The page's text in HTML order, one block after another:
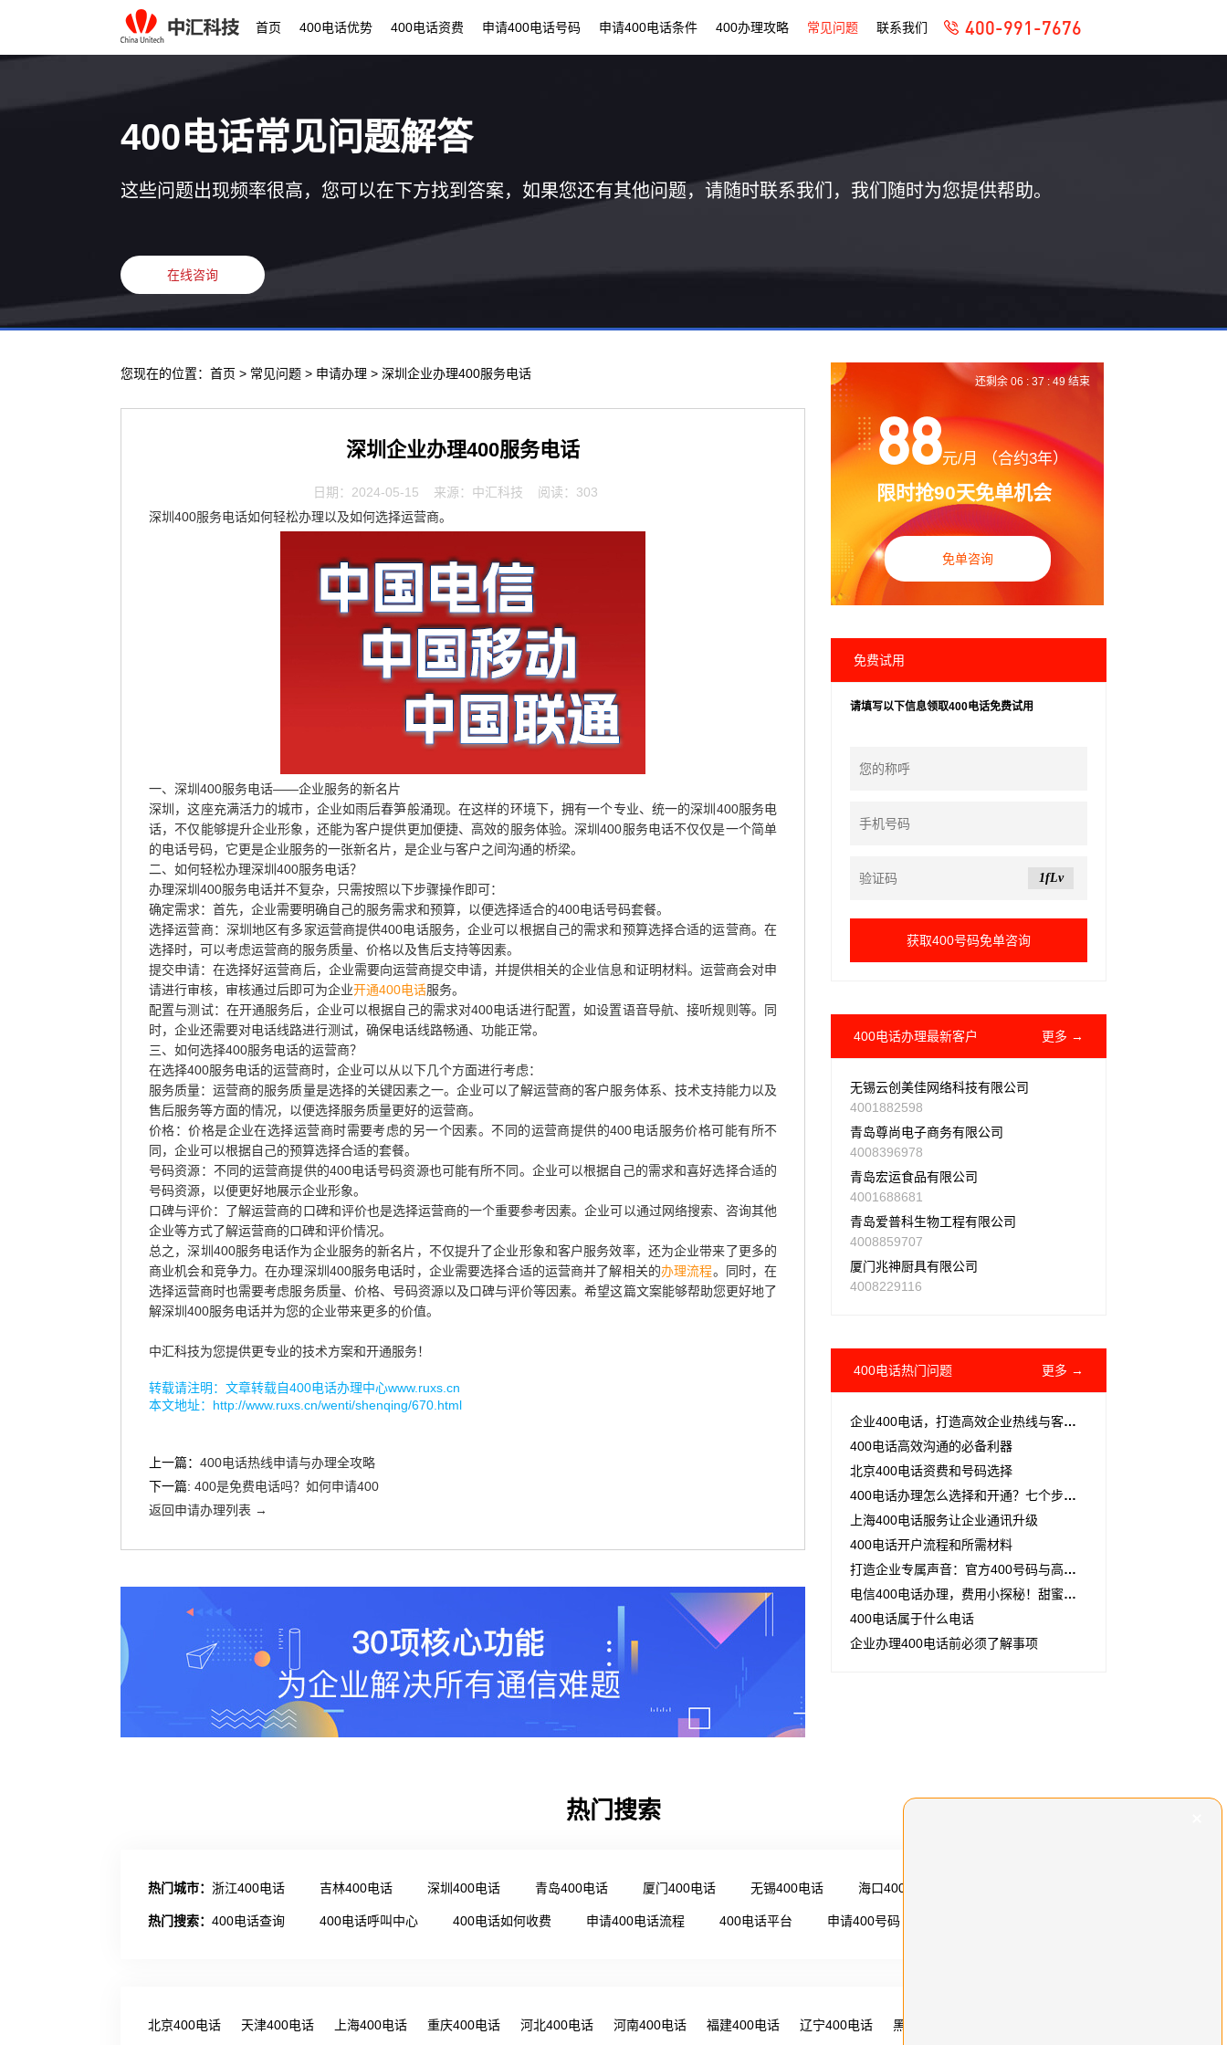
首页 400电话优势 400电话资费 申请400电话号码 申请400电话条件 400办理攻略 常见问题 联系我们 400-991-7676
400电话常见问题解答
这些问题出现频率很高，您可以在下方找到答案，如果您还有其他问题，请随时联系我们，我们随时为您提供帮助。
在线咨询
您现在的位置： 首页 > 常见问题 > 申请办理 > 深圳企业办理400服务电话
深圳企业办理400服务电话
日期：2024-05-15 来源：中汇科技 阅读：303
深圳400服务电话如何轻松办理以及如何选择运营商。
一、深圳400服务电话——企业服务的新名片
深圳，这座充满活力的城市，企业如雨后春笋般涌现。在这样的环境下，拥有一个专业、统一的深圳400服务电
话，不仅能够提升企业形象，还能为客户提供更加便捷、高效的服务体验。深圳400服务电话不仅仅是一个简单
的电话号码，它更是企业服务的一张新名片，是企业与客户之间沟通的桥梁。
二、如何轻松办理深圳400服务电话？
办理深圳400服务电话并不复杂，只需按照以下步骤操作即可：
确定需求：首先，企业需要明确自己的服务需求和预算，以便选择适合的400电话号码套餐。
选择运营商：深圳地区有多家运营商提供400电话服务，企业可以根据自己的需求和预算选择合适的运营商。在
选择时，可以考虑运营商的服务质量、价格以及售后支持等因素。
提交申请：在选择好运营商后，企业需要向运营商提交申请，并提供相关的企业信息和证明材料。运营商会对申
请进行审核，审核通过后即可为企业开通400电话服务。
配置与测试：在开通服务后，企业可以根据自己的需求对400电话进行配置，如设置语音导航、接听规则等。同
时，企业还需要对电话线路进行测试，确保电话线路畅通、功能正常。
三、如何选择400服务电话的运营商？
在选择400服务电话的运营商时，企业可以从以下几个方面进行考虑：
服务质量：运营商的服务质量是选择的关键因素之一。企业可以了解运营商的客户服务体系、技术支持能力以及
售后服务等方面的情况，以便选择服务质量更好的运营商。
价格：价格是企业在选择运营商时需要考虑的另一个因素。不同的运营商提供的400电话服务价格可能有所不
同，企业可以根据自己的预算选择合适的套餐。
号码资源：不同的运营商提供的400电话号码资源也可能有所不同。企业可以根据自己的需求和喜好选择合适的
号码资源，以便更好地展示企业形象。
口碑与评价：了解运营商的口碑和评价也是选择运营商的一个重要参考因素。企业可以通过网络搜索、咨询其他
企业等方式了解运营商的口碑和评价情况。
总之，深圳400服务电话作为企业服务的新名片，不仅提升了企业形象和客户服务效率，还为企业带来了更多的
商业机会和竞争力。在办理深圳400服务电话时，企业需要选择合适的运营商并了解相关的办理流程。同时，在
选择运营商时也需要考虑服务质量、价格、号码资源以及口碑与评价等因素。希望这篇文案能够帮助您更好地了
解深圳400服务电话并为您的企业带来更多的价值。
中汇科技为您提供更专业的技术方案和开通服务！
转载请注明：文章转载自400电话办理中心www.ruxs.cn
本文地址： http://www.ruxs.cn/wenti/shenqing/670.html
上一篇： 400电话热线申请与办理全攻略
下一篇: ​400是免费电话吗？如何申请400
返回申请办理列表 →
88元/月 （合约3年）
限时抢90天免单机会
免单咨询
还剩余 06 : 37 :48 结束
免费试用
请填写以下信息领取400电话免费试用
1fLv
400电话办理最新客户 更多 →
无锡云创美佳网络科技有限公司
4001882598
青岛尊尚电子商务有限公司
4008396978
青岛宏运食品有限公司
4001688681
青岛爱普科生物工程有限公司
4008859707
厦门兆神厨具有限公司
4008229116
400电话热门问题 更多 →
企业400电话，打造高效企业热线与客服体系
400电话高效沟通的必备利器
北京400电话资费和号码选择
400电话办理怎么选择和开通？七个步骤帮你搞定
上海400电话服务让企业通讯升级
400电话开户流程和所需材料
打造企业专属声音：官方400号码与高效电话中心的魅力
电信400电话办理，费用小探秘！甜蜜优惠，等你来拿！
400电话属于什么电话
企业办理400电话前必须了解事项
热门搜索
热门城市： 浙江400电话 吉林400电话 深圳400电话 青岛400电话 厦门400电话 无锡400电话 海口400电话
热门搜索： 400电话查询 400电话呼叫中心 400电话如何收费 申请400电话流程 400电话平台 申请400号码
北京400电话 天津400电话 上海400电话 重庆400电话 河北400电话 河南400电话 福建400电话 辽宁400电话 黑龙江400电话